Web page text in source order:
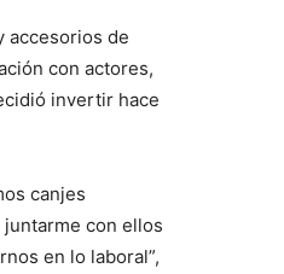
accesorios de
con actores,
invertir hace
canjes
con ellos
en lo laboral”,